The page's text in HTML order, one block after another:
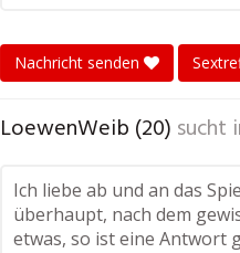
Nachricht senden
LoewenWeib (20) sucht
Ich liebe ab und an das
überhaupt, nach dem
etwas, so ist eine Antwort